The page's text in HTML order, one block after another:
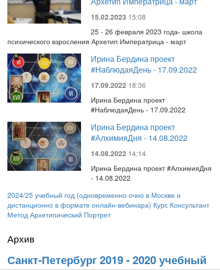
15.02.2023 15:08
25 - 26 февраля 2023 года- школа
психического взросления Архетип Императрица - март
Ирина Бердина проект
#НаблюдаяДень - 17.09.2022
17.09.2022 18:36
Ирина Бердина проект
#НаблюдаяДень - 17.09.2022
Ирина Бердина проект
#АлхимияДня - 14.08.2022
14.08.2022 14:14
Ирина Бердина проект #АлхимияДня
- 14.08.2022
2024/25 учебный год (одновременно очно в Москве и
дистанционно в формате онлайн-вебинара) Курс Консультант
Метод Архетипический Портрет
Архив
Санкт-Петербург 2019 - 2020 учебный